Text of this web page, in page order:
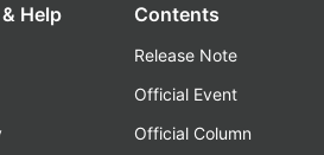
Help Contents
Release Note
Official Event
Official Column